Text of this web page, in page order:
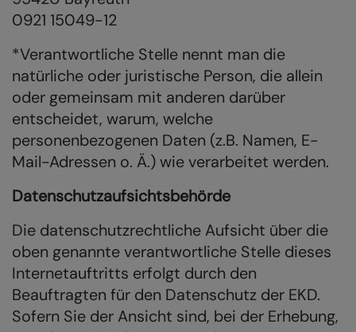
0921 15049-12
*Verantwortliche Stelle nennt man die
natürliche oder juristische Person, die allein
oder gemeinsam mit anderen darüber
entscheidet, warum, welche
personenbezogenen Daten (z.B. Namen, E-
Mail-Adressen o. Ä.) wie verarbeitet werden.
Datenschutzaufsichtsbehörde
Die datenschutzrechtliche Aufsicht über die
oben genannte verantwortliche Stelle dieses
Internetauftritts erfolgt durch den
Beauftragten für den Datenschutz der EKD.
Sofern Sie der Ansicht sind, bei der Erhebung,